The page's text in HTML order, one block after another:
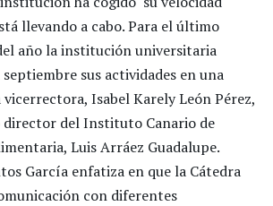
llevando a cabo. Para el último
año la institución universitaria
sus actividades en una
Isabel Karely León Pérez,
director del Instituto Canario de
Luis Arráez Guadalupe.
García enfatiza en que la Cátedra
con diferentes